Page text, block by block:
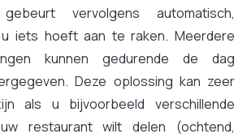
vervolgens automatisch,
iets hoeft aan te raken. Meerdere
kunnen gedurende de dag
Deze oplossing kan zeer
als u bijvoorbeeld verschillende
restaurant wilt delen (ochtend,